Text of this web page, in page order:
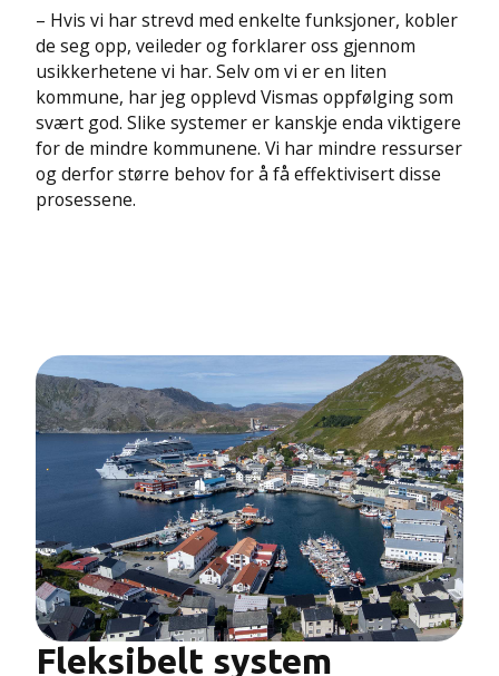
– Hvis vi har strevd med enkelte funksjoner, kobler
de seg opp, veileder og forklarer oss gjennom
usikkerhetene vi har. Selv om vi er en liten
kommune, har jeg opplevd Vismas oppfølging som
svært god. Slike systemer er kanskje enda viktigere
for de mindre kommunene. Vi har mindre ressurser
og derfor større behov for å få effektivisert disse
prosessene.
Fleksibelt system